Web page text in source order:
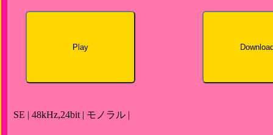
Play
SE | 48kHz,24bit | モノラル |